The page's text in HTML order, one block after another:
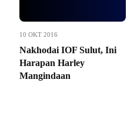
10 OKT 2016
Nakhodai IOF Sulut, Ini
Harapan Harley
Mangindaan